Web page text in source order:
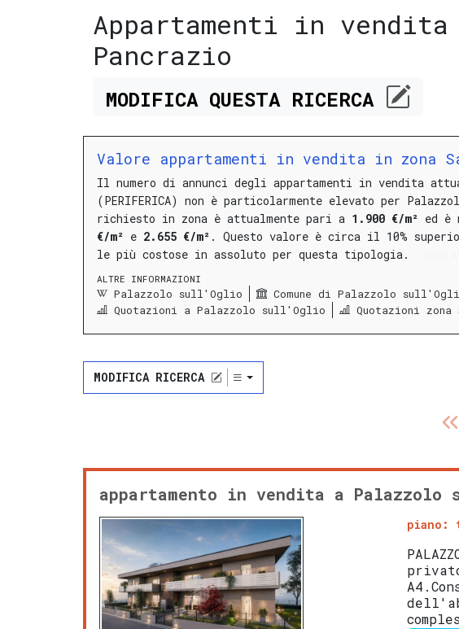
Appartamenti in
Pancrazio
MODIFICA QUESTARICERCA
Valore appartamenti in vendita in zona
Il numero di annunci degli appartamenti in vendita
(PERIFERICA) non è particolarmente elevato per
richiesto in zona è attualmente pari a 1.900 €/m² ed è
€/m² e 2.655 €/m² . Questo valore è circa il 10%
le più costose in assoluto per questa tipologia.
ALTRE INFORMAZIONI
Palazzolo sull'Oglio Comune di Palazzolo
Quotazioni a Palazzolo sull'Oglio
Quotazioni zona
MODIFICA RICERCA
appartamento in vendita a
piano: